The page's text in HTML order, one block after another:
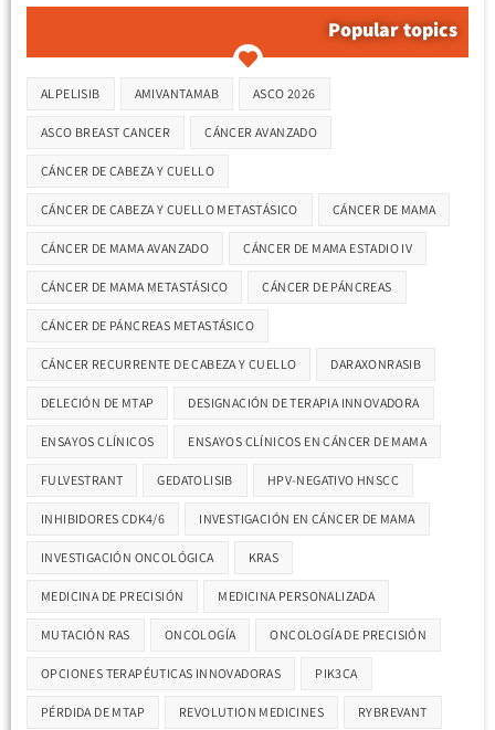
Popular topics
ALPELISIB AMIVANTAMAB ASCO 2026
ASCO BREAST CANCER CÁNCER AVANZADO
CÁNCER DE CABEZA Y CUELLO
CÁNCER DE CABEZA Y CUELLO METASTÁSICO CÁNCER DE MAMA
CÁNCER DE MAMA AVANZADO CÁNCER DE MAMA ESTADIO IV
CÁNCER DE MAMA METASTÁSICO CÁNCER DE PÁNCREAS
CÁNCER DE PÁNCREAS METASTÁSICO
CÁNCER RECURRENTE DE CABEZA Y CUELLO DARAXONRASIB
DELECIÓN DE MTAP DESIGNACIÓN DE TERAPIA INNOVADORA
ENSAYOS CLÍNICOS ENSAYOS CLÍNICOS EN CÁNCER DE MAMA
FULVESTRANT GEDATOLISIB HPV-NEGATIVO HNSCC
INHIBIDORES CDK4/6 INVESTIGACIÓN EN CÁNCER DE MAMA
INVESTIGACIÓN ONCOLÓGICA KRAS
MEDICINA DE PRECISIÓN MEDICINA PERSONALIZADA
MUTACIÓN RAS ONCOLOGÍA ONCOLOGÍA DE PRECISIÓN
OPCIONES TERAPÉUTICAS INNOVADORAS PIK3CA
PÉRDIDA DE MTAP REVOLUTION MEDICINES RYBREVANT